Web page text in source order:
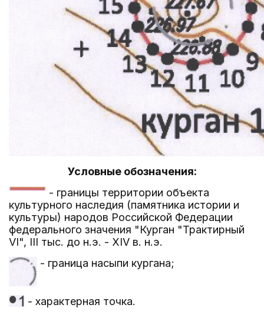
Условные обозначения:
- границы территории объекта
культурного наследия (памятника истории и
культуры) народов Российской Федерации
федерального значения "Курган "Трактирный
VI", III тыс. до н.э. - XIV в. н.э.
- граница насыпи кургана;
- характерная точка.